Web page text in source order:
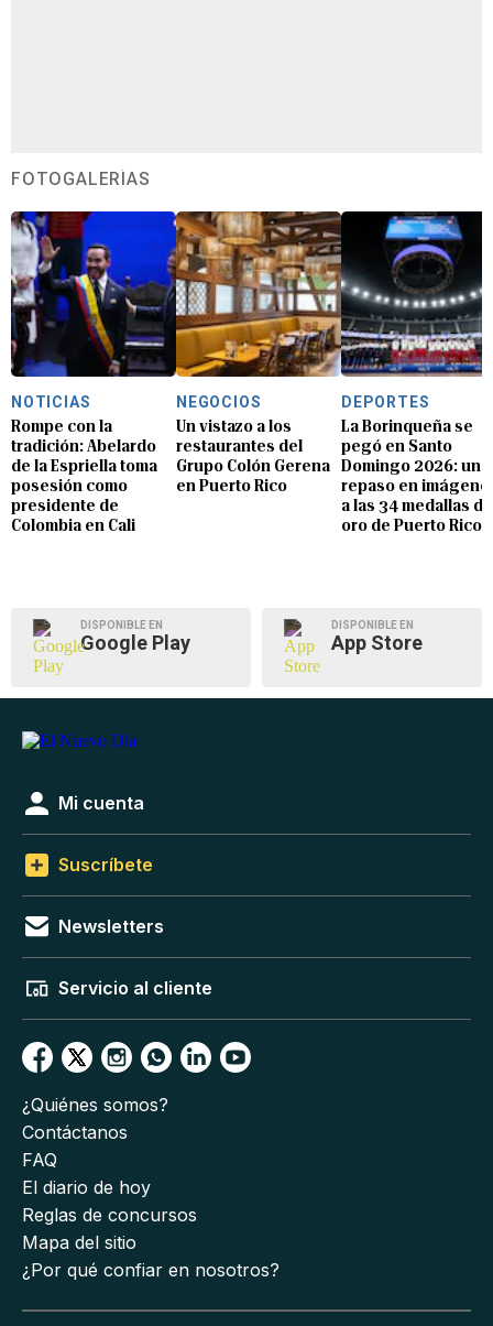
FOTOGALERÍAS
NOTICIAS
Rompe con la
tradición: Abelardo
de la Espriella toma
posesión como
presidente de
Colombia en Cali
NEGOCIOS
Un vistazo a los
restaurantes del
Grupo Colón Gerena
en Puerto Rico
DEPORTES
La Borinqueña se
pegó en Santo
Domingo 2026: un
repaso en
a las 34 medallas de
oro de Puerto Rico
DISPONIBLE EN
Google Play
DISPONIBLE EN
App Store
Mi cuenta
Suscríbete
Newsletters
Servicio al cliente
¿Quiénes somos?
Contáctanos
FAQ
El diario de hoy
Reglas de concursos
Mapa del sitio
¿Por qué confiar en nosotros?